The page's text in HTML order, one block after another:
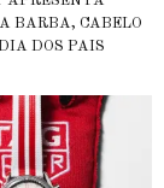
BARBA, CABELO
DOS PAIS